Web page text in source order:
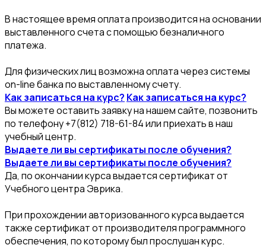
В настоящее время оплата производится на основании
выставленного счета с помощью безналичного
платежа.
Для физических лиц возможна оплата через системы
on-line банка по выставленному счету.
Как записаться на курс? Как записаться на курс?
Вы можете оставить заявку на нашем сайте, позвонить
по телефону +7(812) 718-61-84 или приехать в наш
учебный центр.
Выдаете ли вы сертификаты после обучения?
Выдаете ли вы сертификаты после обучения?
Да, по окончании курса выдается сертификат от
Учебного центра Эврика.
При прохождении авторизованного курса выдается
также сертификат от производителя программного
обеспечения, по которому был прослушан курс.